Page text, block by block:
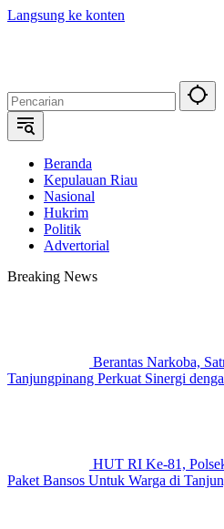
Langsung ke konten
Beranda
Kepulauan Riau
Nasional
Hukrim
Politik
Advertorial
Breaking News
Berantas Narkoba,
Tanjungpinang Perkuat Sinergi
HUT RI Ke-81,
Paket Bansos Untuk Warga di